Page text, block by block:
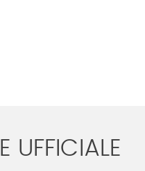
UFFICIALE